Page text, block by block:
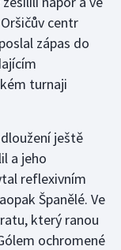
centr
zápas do
turnaji
ještě
a jeho
reflexivním
Španělé. Ve
který ranou
ochromené